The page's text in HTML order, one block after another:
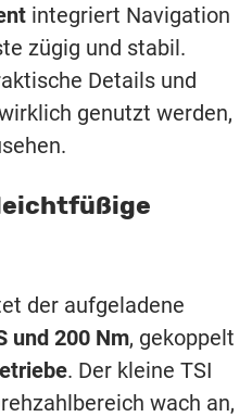
integriert Navigation
zügig und stabil.
Details und
genutzt werden,
der aufgeladene
und 200 Nm, gekoppelt
. Der kleine TSI
wach an,